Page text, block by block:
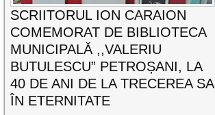
SCRIITORUL ION CARAION
COMEMORAT DE BIBLIOTECA
MUNICIPALĂ ,,VALERIU
BUTULESCU” PETROȘANI, LA
40 DE ANI DE LA TRECEREA SA
ÎN ETERNITATE